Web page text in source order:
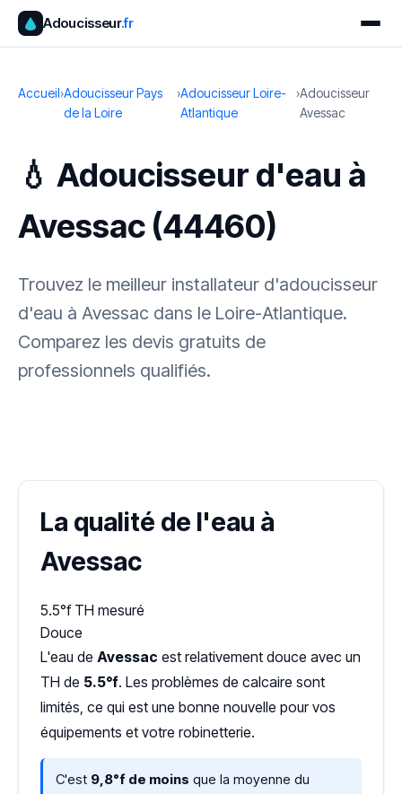
Adoucisseur.fr
Accueil›Adoucisseur Pays
de la Loire
›Adoucisseur Loire-
Atlantique
›Adoucisseur
Avessac
💧 Adoucisseur d'eau à
Avessac (44460)
Trouvez le meilleur installateur d'adoucisseur
d'eau à Avessac dans le Loire-Atlantique.
Comparez les devis gratuits de
professionnels qualifiés.
La qualité de l'eau à
Avessac
5.5°f TH mesuré
Douce
L'eau de Avessac est relativement douce avec un
TH de 5.5°f. Les problèmes de calcaire sont
limités, ce qui est une bonne nouvelle pour vos
équipements et votre robinetterie.
C'est 9,8°f de moins que la moyenne du